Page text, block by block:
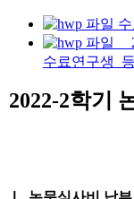
수료연구생_
2022-2학기